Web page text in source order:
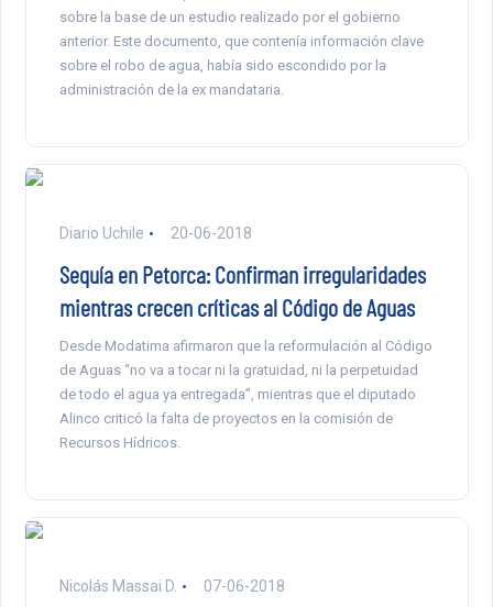
sobre la base de un estudio realizado por el gobierno
anterior. Este documento, que contenía información clave
sobre el robo de agua, había sido escondido por la
administración de la ex mandataria.
Diario Uchile 20-06-2018
Sequía en Petorca: Confirman irregularidades
mientras crecen críticas al Código de Aguas
Desde Modatima afirmaron que la reformulación al Código
de Aguas “no va a tocar ni la gratuidad, ni la perpetuidad
de todo el agua ya entregada”, mientras que el diputado
Alinco criticó la falta de proyectos en la comisión de
Recursos Hídricos.
Nicolás Massai D. 07-06-2018